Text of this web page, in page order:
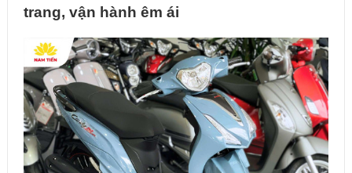
trang, vận hành êm ái